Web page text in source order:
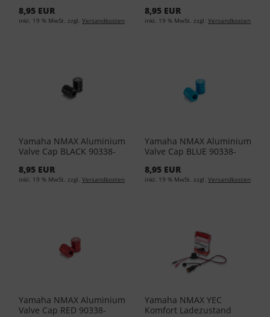
8,95 EUR
inkl. 19 % MwSt. zzgl. Versandkosten
8,95 EUR
inkl. 19 % MwSt. zzgl. Versandkosten
Yamaha NMAX Aluminium
Valve Cap BLACK 90338-
8,95 EUR
inkl. 19 % MwSt. zzgl. Versandkosten
Yamaha NMAX Aluminium
Valve Cap BLUE 90338-
8,95 EUR
inkl. 19 % MwSt. zzgl. Versandkosten
Yamaha NMAX Aluminium
Valve Cap RED 90338-
Yamaha NMAX YEC
Komfort Ladezustand